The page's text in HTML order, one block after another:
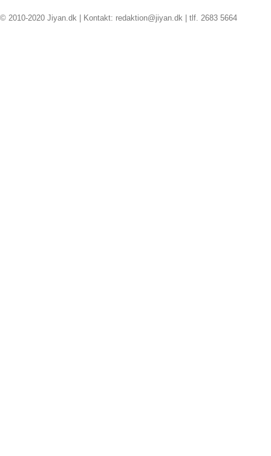
© 2010-2020 Jiyan.dk | Kontakt: redaktion@jiyan.dk | tlf. 2683 5664